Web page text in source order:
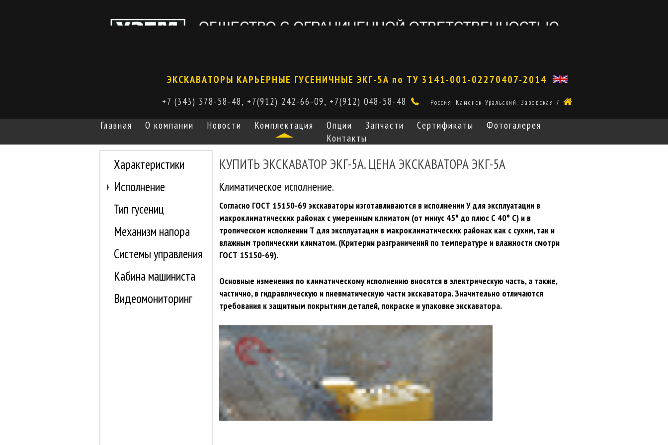
ЭКСКАВАТОРЫ КАРЬЕРНЫЕ ГУСЕНИЧНЫЕ ЭКГ-5А по ТУ 3141-001-02270407-2014
+7 (343) 378-58-48, +7(912) 242-66-09, +7(912) 048-58-48 Россия, Каменск-Уральский, Заводская 7
Главная О компании Новости Комплектация Опции Запчасти Сертификаты
Фотогалерея
Контакты
Характеристики
Исполнение
Тип гусениц
Механизм напора
Системы управления
Кабина машиниста
Видеомониторинг
КУПИТЬ ЭКСКАВАТОР ЭКГ-5А. ЦЕНА ЭКСКАВАТОРА ЭКГ-5А
Климатическое исполнение.
Согласно ГОСТ 15150-69 экскаваторы изготавливаются в исполнении У для эксплуатации в
макроклиматических районах с умеренным климатом (от минус 45° до плюс С 40° С) и в
тропическом исполнении Т для эксплуатации в макроклиматических районах как с сухим, так и
влажным тропическим климатом. (Критерии разграничений по температуре и влажности смотри
ГОСТ 15150-69).
Основные изменения по климатическому исполнению вносятся в электрическую часть, а также,
частично, в гидравлическую и пневматическую части экскаватора. Значительно отличаются
требования к защитным покрытиям деталей, покраске и упаковке экскаватора.